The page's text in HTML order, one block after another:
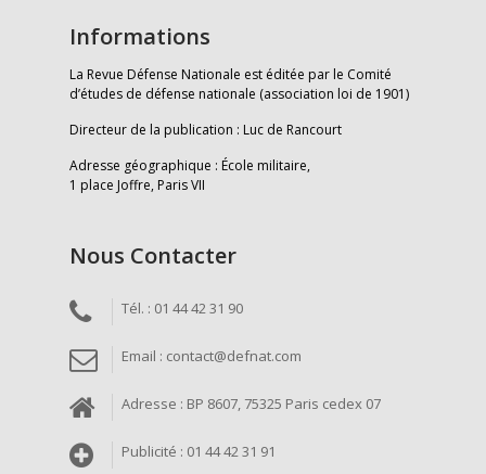
Informations
La Revue Défense Nationale est éditée par le Comité
d’études de défense nationale (association loi de 1901)
Directeur de la publication : Luc de Rancourt
Adresse géographique : École militaire,
1 place Joffre, Paris VII
Nous Contacter
Tél. : 01 44 42 31 90
Email : contact@defnat.com
Adresse : BP 8607, 75325 Paris cedex 07
Publicité : 01 44 42 31 91